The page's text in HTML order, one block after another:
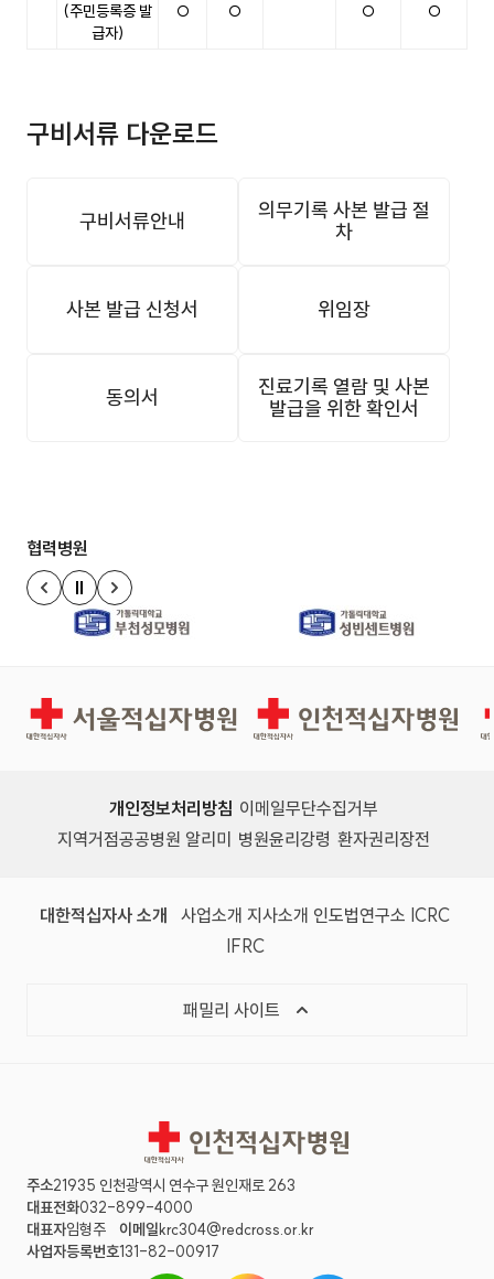
(주민등록증 발
급자)
○ ○ ○ ○
구비서류 다운로드
구비서류안내
의무기록 사본 발급 절
차
사본 발급 신청서 위임장
동의서
진료기록 열람 및 사본
발급을 위한 확인서
협력병원
이전 슬라이드
정지
다음 슬라이드
서울적십자병원 인천적십자병원
개인정보처리방침 이메일무단수집거부
지역거점공공병원 알리미
병원윤리강령 환자권리장전
대한적십자사 소개 사업소개 지사소개 인도법연구소 ICRC
IFRC
패밀리 사이트
인천적십자병원
주소21935 인천광역시 연수구 원인재로 263
대표전화032-899-4000
대표자임형주 이메일krc304@redcross.or.kr
사업자등록번호131-82-00917